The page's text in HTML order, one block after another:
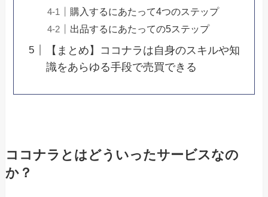
購入するにあたって4つのステップ
出品するにあたっての5ステップ
【まとめ】ココナラは自身のスキルや知
識をあらゆる手段で売買できる
ココナラとはどういったサービスなの
か？